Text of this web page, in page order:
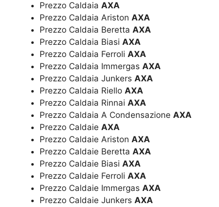
Prezzo Caldaia AXA
Prezzo Caldaia Ariston AXA
Prezzo Caldaia Beretta AXA
Prezzo Caldaia Biasi AXA
Prezzo Caldaia Ferroli AXA
Prezzo Caldaia Immergas AXA
Prezzo Caldaia Junkers AXA
Prezzo Caldaia Riello AXA
Prezzo Caldaia Rinnai AXA
Prezzo Caldaia A Condensazione AXA
Prezzo Caldaie AXA
Prezzo Caldaie Ariston AXA
Prezzo Caldaie Beretta AXA
Prezzo Caldaie Biasi AXA
Prezzo Caldaie Ferroli AXA
Prezzo Caldaie Immergas AXA
Prezzo Caldaie Junkers AXA